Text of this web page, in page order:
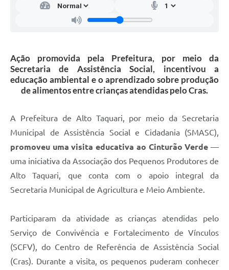
Ação promovida pela Prefeitura, por meio da
Secretaria de Assistência Social, incentivou a
educação ambiental e o aprendizado sobre produção
de alimentos entre crianças atendidas pelo Cras.
A Prefeitura de Alto Taquari, por meio da Secretaria
Municipal de Assistência Social e Cidadania (SMASC),
promoveu uma visita educativa ao Cinturão Verde —
uma iniciativa da Associação dos Pequenos Produtores de
Alto Taquari, que conta com o apoio integral da
Secretaria Municipal de Agricultura e Meio Ambiente.
Participaram da atividade as crianças atendidas pelo
Serviço de Convivência e Fortalecimento de Vínculos
(SCFV), do Centro de Referência de Assistência Social
(Cras). Durante a visita, os pequenos puderam conhecer